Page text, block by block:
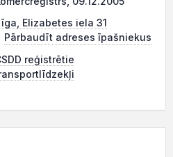
Elizabetes iela 31
Pārbaudīt adreses īpašniekus
reģistrētie